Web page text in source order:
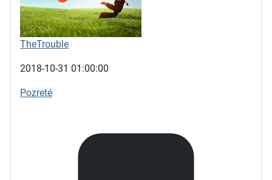
TheTrouble
2018-10-31 01:00:00
Pozreté